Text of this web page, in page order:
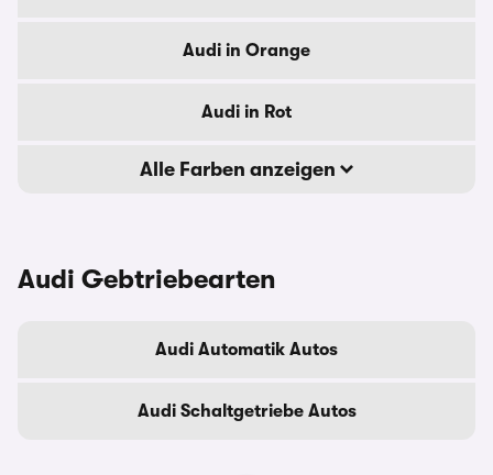
Audi in Orange
Audi in Rot
Alle Farben anzeigen
Audi Gebtriebearten
Audi Automatik Autos
Audi Schaltgetriebe Autos